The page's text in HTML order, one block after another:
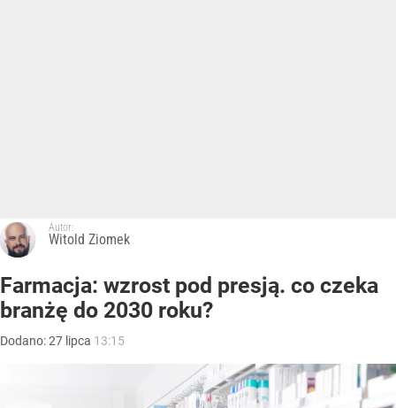
Autor:
Witold Ziomek
Farmacja: wzrost pod presją. co czeka
branżę do 2030 roku?
Dodano:27 lipca 13:15